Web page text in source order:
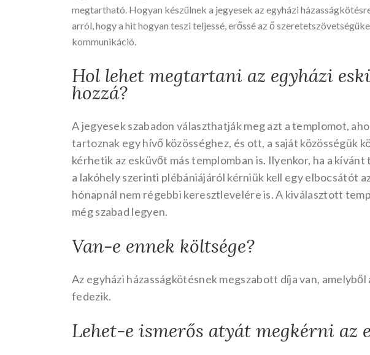
megtartható. Hogyan készülnek a jegyesek az egyházi
arról, hogy a hit hogyan teszi teljessé, erőssé az ő
kommunikáció.
Hol lehet megtartani az egyházi
hozzá?
A jegyesek szabadon választhatják meg azt a templomot,
tartoznak egy hívő közösséghez, és ott, a saját közösségük
kérhetik az esküvőt más templomban is. Ilyenkor, ha a
a lakóhely szerinti plébániájáról kérniük kell egy elbocsátót
hónapnál nem régebbi keresztlevelére is. A kiválasztott
még szabad legyen.
Van-e ennek költsége?
Az egyházi házasságkötésnek megszabott díja van,
fedezik.
Lehet-e ismerős atyát megkérni az